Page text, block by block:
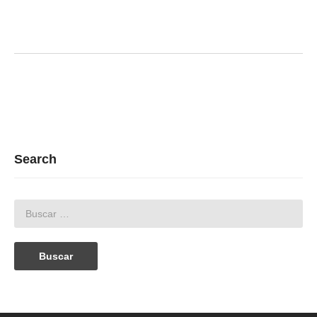
Search